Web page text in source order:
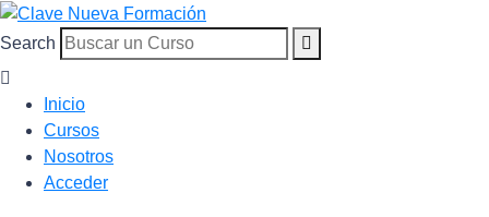
Search
Inicio
Cursos
Nosotros
Acceder